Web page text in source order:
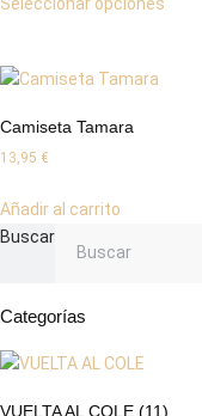
Camiseta Tamara
13,95 €
Añadir al carrito
Buscar
Categorías
VUELTA AL COLE (11)